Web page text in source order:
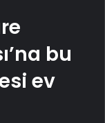
bu
ev